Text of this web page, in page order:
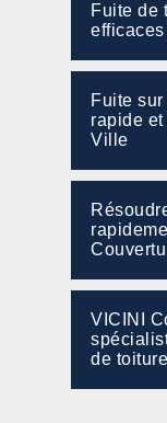
Fuite de
Fuite
rapide
Ville
VICINI
de